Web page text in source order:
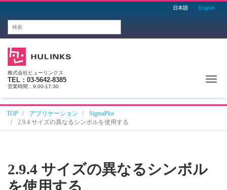
日本語 English
株式会社ヒューリンクス
TEL：03-5642-8385
営業時間：9:00-17:30
TOP アプリケーション
SigmaPlot
2.9.4 サイズの異なるシンボルを使用する
2.9.4 サイズの異なるシンボル
を使用する